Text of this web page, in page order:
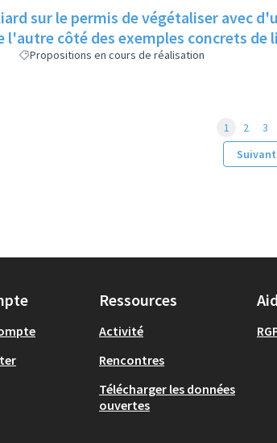
sur le permis de végétaliser avec
côté des exemples concrets de
Propositions en cours de réalisation
1 2 3
Suivant
Ressources
Activité
Rencontres
Télécharger les données
ouvertes